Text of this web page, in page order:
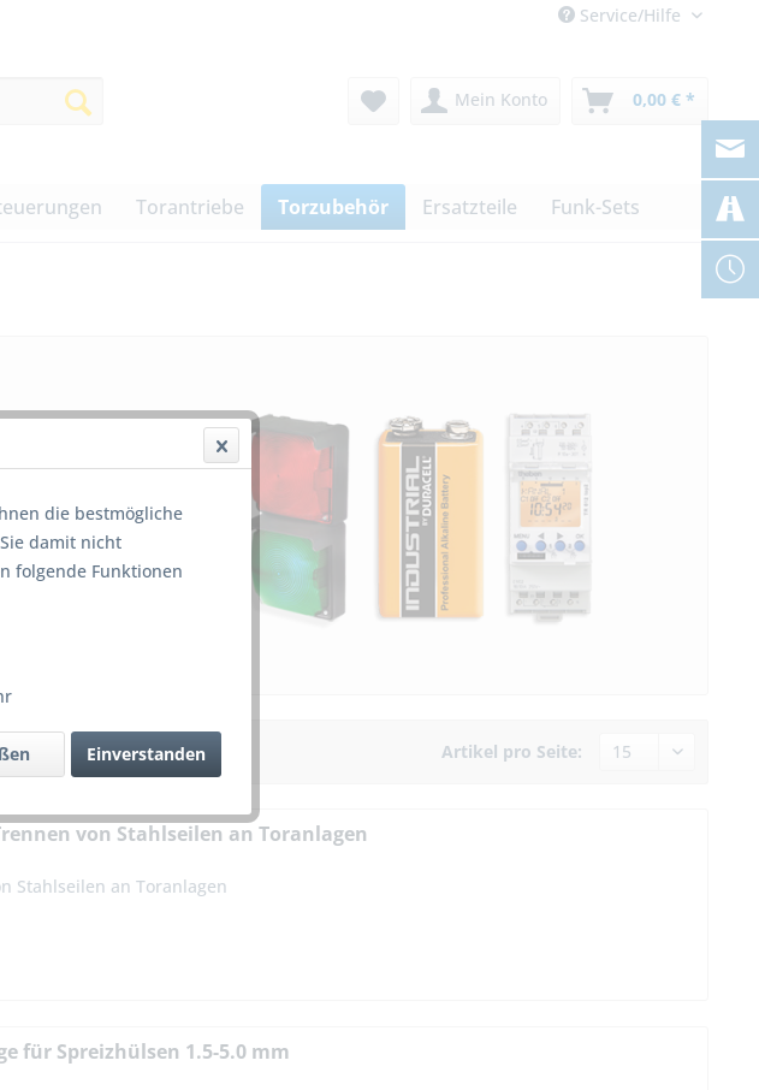
Service/Hilfe
Mein Konto 0,00 € *
Torantriebe Torzubehör Ersatzteile Funk-Sets
Artikel pro Seite:
von Stahlseilen an Toranlagen
Stahlseilen an Toranlagen
für Spreizhülsen 1.5-5.0 mm
die bestmögliche
damit nicht
folgende Funktionen
Einverstanden